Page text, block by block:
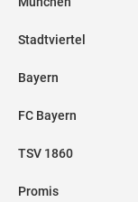
Stadtviertel
Bayern
FC Bayern
TSV 1860
Promis